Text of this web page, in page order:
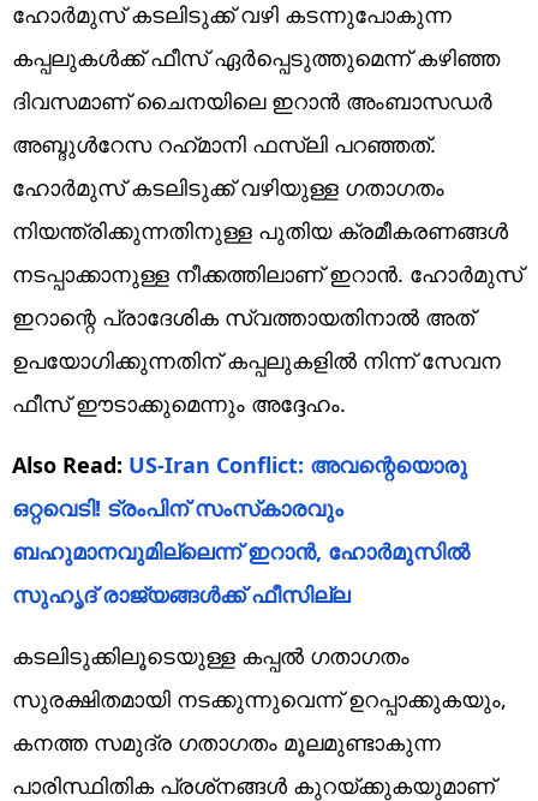
ഹോര്‍മുസ് കടലിടുക്ക് വഴി കടന്നുപോകുന്ന
കപ്പലുകള്‍ക്ക് ഫീസ് ഏര്‍പ്പെടുത്തുമെന്ന് കഴിഞ്ഞ
ദിവസമാണ് ചൈനയിലെ ഇറാന്‍ അംബാസഡര്‍
അബ്ദുള്‍റേസ റഹ്‌മാനി ഫസ്ലി പറഞ്ഞത്.
ഹോര്‍മുസ് കടലിടുക്ക് വഴിയുള്ള ഗതാഗതം
നിയന്ത്രിക്കുന്നതിനുള്ള പുതിയ ക്രമീകരണങ്ങള്‍
നടപ്പാക്കാനുള്ള നീക്കത്തിലാണ് ഇറാന്‍. ഹോര്‍മുസ്
ഇറാന്റെ പ്രാദേശിക സ്വത്തായതിനാല്‍ അത്
ഉപയോഗിക്കുന്നതിന് കപ്പലുകളില്‍ നിന്ന് സേവന
ഫീസ് ഈടാക്കുമെന്നും അദ്ദേഹം.
Also Read: US-Iran Conflict: അവന്റെയൊരു
ഒറ്റവെടി! ട്രംപിന് സംസ്‌കാരവും
ബഹുമാനവുമില്ലെന്ന് ഇറാന്‍, ഹോര്‍മുസില്‍
സുഹൃദ് രാജ്യങ്ങള്‍ക്ക് ഫീസില്ല
കടലിടുക്കിലൂടെയുള്ള കപ്പല്‍ ഗതാഗതം
സുരക്ഷിതമായി നടക്കുന്നുവെന്ന് ഉറപ്പാക്കുകയും,
കനത്ത സമുദ്ര ഗതാഗതം മൂലമുണ്ടാകുന്ന
പാരിസ്ഥിതിക പ്രശ്‌നങ്ങള്‍ കുറയ്ക്കുകയുമാണ്